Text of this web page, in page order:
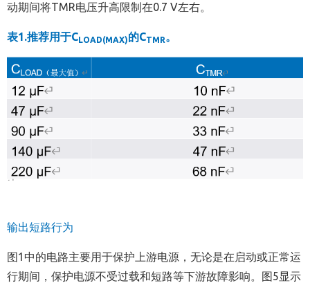
动期间将TMR电压升高限制在0.7 V左右。
表1.推荐用于CLOAD(MAX)的CTMR。
输出短路行为
图1中的电路主要用于保护上游电源，无论是在启动或正常运
行期间，保护电源不受过载和短路等下游故障影响。图5显示